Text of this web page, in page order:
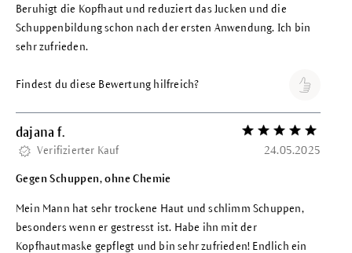
Beruhigt die Kopfhaut und reduziert das Jucken und die
Schuppenbildung schon nach der ersten Anwendung. Ich bin
sehr zufrieden.
Findest du diese Bewertung hilfreich?
dajana f. Bewertung mit 5
Verifizierter Kauf 24.05.2025
Gegen Schuppen, ohne Chemie
Mein Mann hat sehr trockene Haut und schlimm Schuppen,
besonders wenn er gestresst ist. Habe ihn mit der
Kopfhautmaske gepflegt und bin sehr zufrieden! Endlich ein